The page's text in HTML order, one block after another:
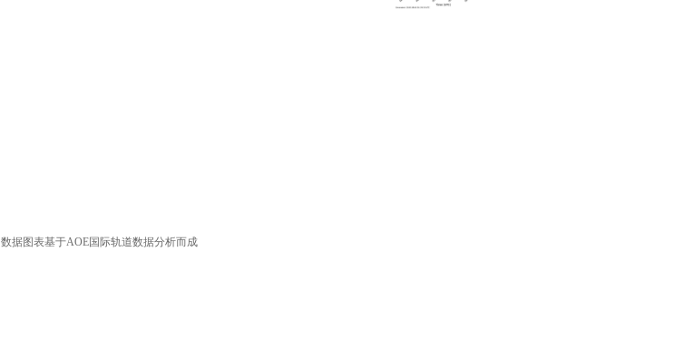
数据图表基于AOE国际轨道数据分析而成